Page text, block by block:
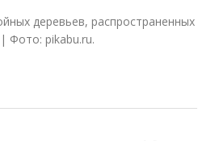
деревьев, распространенных
Фото: pikabu.ru.